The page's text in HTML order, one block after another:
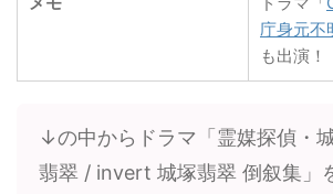
庁身元不
も出演！
↓の中からドラマ「霊媒探偵・
翡翠 / invert 城塚翡翠 倒叙集」